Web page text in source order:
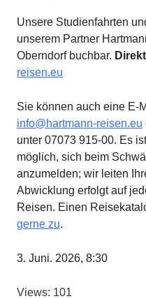
Unsere Studienfahrten
unserem Partner
Oberndorf buchbar.
reisen.eu
Sie können auch eine E-
info@hartmann-reisen.eu
unter 07073 915-00. Es
möglich, sich beim
anzumelden; wir leiten
Abwicklung erfolgt auf
Reisen. Einen
gerne zu.
3. Juni. 2026, 8:30
Views: 101